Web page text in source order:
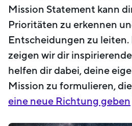
Mission Statement kann
Prioritäten zu erkennen
Entscheidungen zu leiten.
zeigen wir dir
helfen dir dabei, deine
Mission zu formulieren, die
eine neue Richtung geben